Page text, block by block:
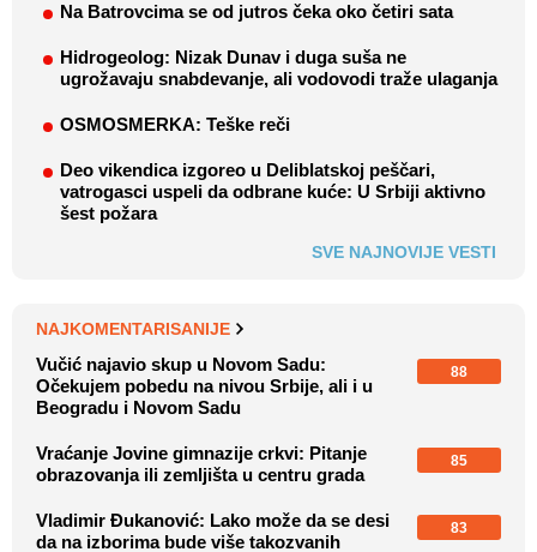
Na Batrovcima se od jutros čeka oko četiri sata
Hidrogeolog: Nizak Dunav i duga suša ne
ugrožavaju snabdevanje, ali vodovodi traže ulaganja
OSMOSMERKA: Teške reči
Deo vikendica izgoreo u Deliblatskoj peščari,
vatrogasci uspeli da odbrane kuće: U Srbiji aktivno
šest požara
SVE NAJNOVIJE VESTI
NAJKOMENTARISANIJE
Vučić najavio skup u Novom Sadu:
Očekujem pobedu na nivou Srbije, ali i u
Beogradu i Novom Sadu
88
Vraćanje Jovine gimnazije crkvi: Pitanje
obrazovanja ili zemljišta u centru grada
85
Vladimir Đukanović: Lako može da se desi
da na izborima bude više takozvanih
83